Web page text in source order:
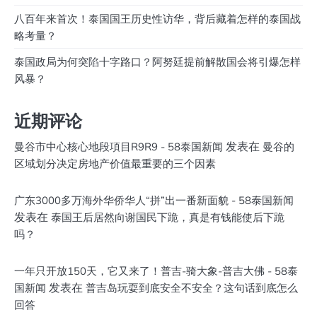
八百年来首次！泰国国王历史性访华，背后藏着怎样的泰国战
略考量？
泰国政局为何突陷十字路口？阿努廷提前解散国会将引爆怎样
风暴？
近期评论
曼谷市中心核心地段項目R9R9 - 58泰国新闻 发表在 曼谷的
区域划分决定房地产价值最重要的三个因素
广东3000多万海外华侨华人“拼”出一番新面貌 - 58泰国新闻
发表在 泰国王后居然向谢国民下跪，真是有钱能使后下跪
吗？
一年只开放150天，它又来了！普吉-骑大象-普吉大佛 - 58泰
国新闻 发表在 普吉岛玩耍到底安全不安全？这句话到底怎么
回答